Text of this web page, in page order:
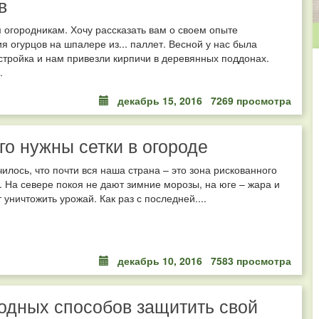
Хочу рассказать вам о своем опыте
огурцов на шпалере из... паллет. Весной у нас была
и нам привезли кирпичи в деревянных поддонах.
декабрь 15, 2016 7269 просмотра
нужны сетки в огороде
что почти вся наша страна – это зона рискованного
На севере покоя не дают зимние морозы, на юге – жара и
уничтожить урожай. Как раз с последней....
декабрь 10, 2016 7583 просмотра
способов защитить свой